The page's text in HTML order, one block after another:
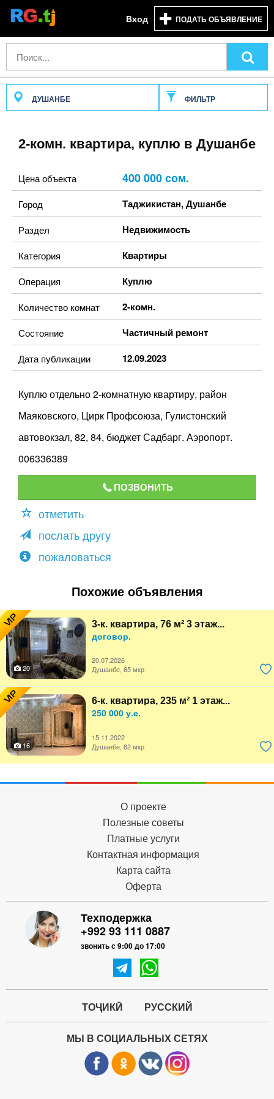
Вход ПОДАТЬ ОБЪЯВЛЕНИЕ
ДУШАНБЕ ФИЛЬТР
2-комн. квартира, куплю в Душанбе
Цена объекта 400 000 сом.
Город Таджикистан,Душанбе
Раздел Недвижимость
Категория Квартиры
Операция Куплю
Количество комнат 2-комн.
Состояние Частичный ремонт
Дата публикации 12.09.2023
Куплю отдельно 2-комнатную квартиру, район
Маяковского, Цирк Профсоюза, Гулистонский
автовокзал, 82, 84, бюджет Садбарг. Аэропорт.
006336389
ПОЗВОНИТЬ
отметить
послать другу
пожаловаться
Похожие объявления
VIP 3-к. квартира, 76 м² 3 этаж...
договор.
20.07.2026
20
Душанбе, 65 мкр
VIP 6-к. квартира, 235 м² 1 этаж...
250 000 у.е.
15.11.2022
16
Душанбе, 82 мкр
О проекте
Полезные советы
Платные услуги
Контактная информация
Карта сайта
Оферта
Техподержка
+992 93 111 0887
звонить с 9:00 до 17:00
ТОҶИКӢ РУССКИЙ
МЫ В СОЦИАЛЬНЫХ СЕТЯХ